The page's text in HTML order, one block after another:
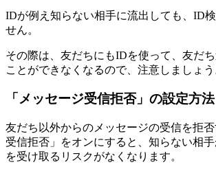
IDが例え知らない相手に流出しても、ID
せん。
その際は、友だちにもIDを使って、友だ
ことができなくなるので、注意しましょう
「メッセージ受信拒否」の設定方法
友だち以外からのメッセージの受信を拒
受信拒否」をオンにすると、知らない相
を受け取るリスクがなくなります。